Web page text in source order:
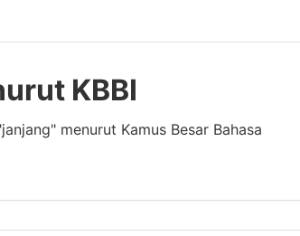
KBBI
menurut Kamus Besar Bahasa